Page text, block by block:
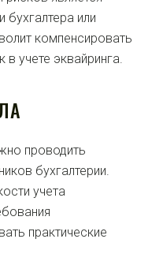
бухгалтера или
компенсировать
учете эквайринга.
проводить
бухгалтерии.
учета
практические